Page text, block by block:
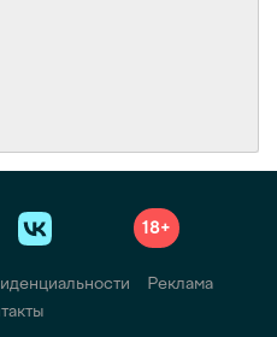
18+
Реклама